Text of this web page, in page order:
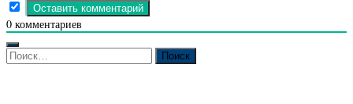
0 комментариев
Найти: